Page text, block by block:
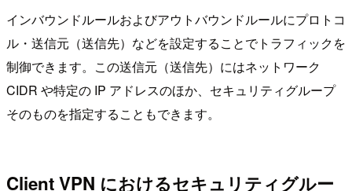
インバウンドルールおよびアウトバウンドルールにプロトコ
ル・送信元（送信先）などを設定することでトラフィックを
制御できます。この送信元（送信先）にはネットワーク
CIDR や特定の IP アドレスのほか、セキュリティグループ
そのものを指定することもできます。
Client VPN におけるセキュリティグルー